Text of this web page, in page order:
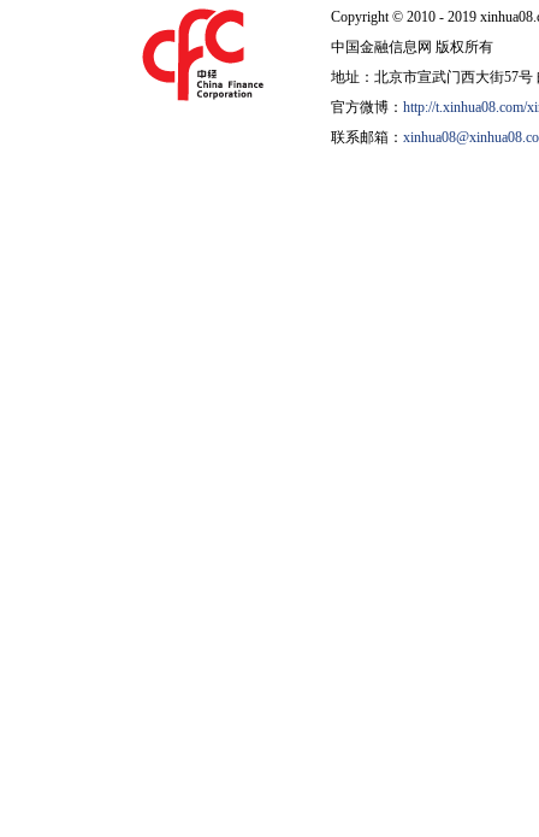
Copyright © 2010 - 2019
中国金融信息网 版权所有
地址：北京市宣武门西大街57号
官方微博： http://t.xinhua08.com/
联系邮箱：